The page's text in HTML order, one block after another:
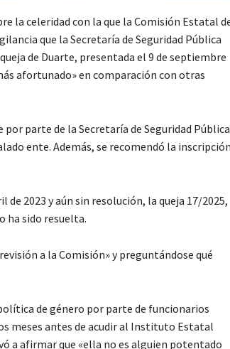
la celeridad con la que la Comisión Estatal
que la Secretaría de Seguridad Pública
de Duarte, presentada el 9 de septiembre
afortunado» en comparación con otras
parte de la Secretaría de Seguridad Pública
ente. Además, se recomendó la inscripción
2023 y aún sin resolución, la queja 17/2025,
ha sido resuelta.
a la Comisión» y preguntándose qué
de género por parte de funcionarios
meses antes de acudir al Instituto Estatal
a afirmar que «ella no es alguien potentado